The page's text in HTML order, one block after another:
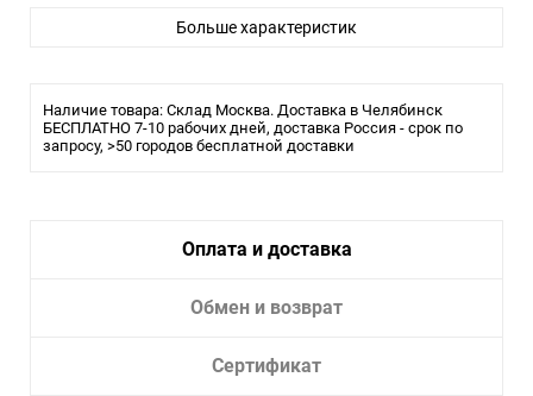
350 лм
Цветовая температура
3000 К
Электротехнические параметры
Больше характеристик
Наличие товара: Склад Москва. Доставка в Челябинск
БЕСПЛАТНО 7-10 рабочих дней, доставка Россия - срок по
запросу, >50 городов бесплатной доставки
Оплата и доставка
Обмен и возврат
Сертификат